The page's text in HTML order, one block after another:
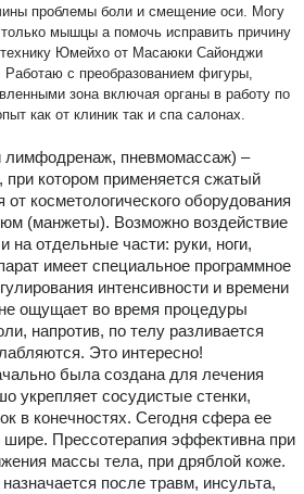
проблемы боли и смещение оси. Могу
мышцы а помочь исправить причину
зона включая органы в работу по
как от клиник так и спа салонах.
лимфодренаж, пневмомассаж) –
котором применяется сжатый
косметологического оборудования
(манжеты). Возможно воздействие
на отдельные части: руки, ноги,
имеет специальное программное
интенсивности и времени
ощущает во время процедуры
напротив, по телу разливается
Это интересно!
была создана для лечения
укрепляет сосудистые стенки,
в конечностях. Сегодня сфера ее
шире. Прессотерапия эффективна при
массы тела, при дряблой коже.
после травм, инсульта,